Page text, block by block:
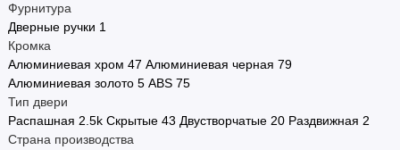
Фурнитура
Дверные ручки 1
Кромка
Алюминиевая хром 47 Алюминиевая черная 79
Алюминиевая золото 5 ABS 75
Тип двери
Распашная 2.5k Скрытые 43 Двустворчатые 20 Раздвижная 2
Страна производства